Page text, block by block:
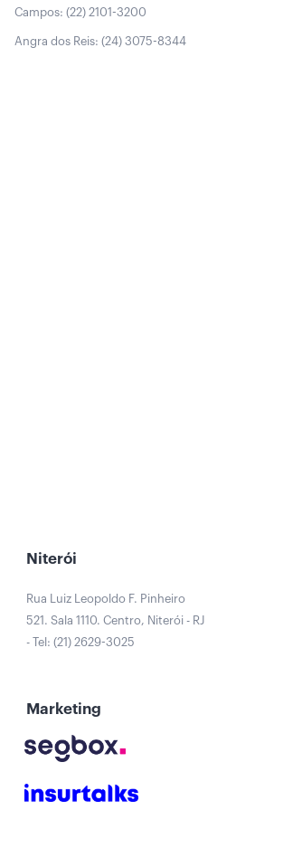
Campos: (22) 2101-3200
Angra dos Reis: (24) 3075-8344
Niterói
Rua Luiz Leopoldo F. Pinheiro
521. Sala 1110. Centro, Niterói - RJ
- Tel: (21) 2629-3025
Marketing